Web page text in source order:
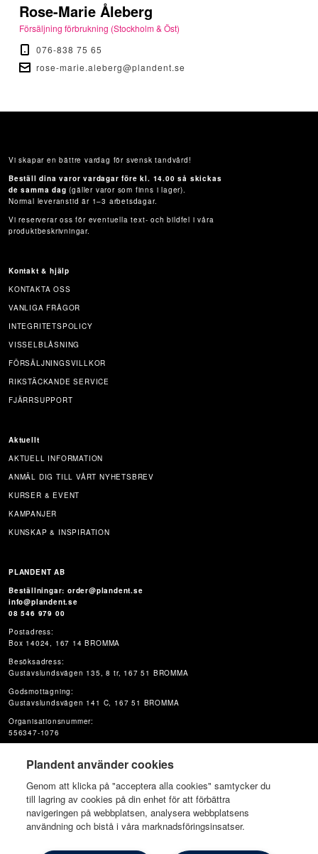
Rose-Marie Åleberg
Försäljning förbrukning (Stockholm & Öst)
076-838 75 65
rose-marie.aleberg@plandent.se
Vi skapar en bättre vardag för svensk tandvård!
Beställ dina varor vardagar före kl. 14.00 så skickas
de samma dag(gäller varor som finns i lager).
Normal leveranstid är 1–3 arbetsdagar.
Vi reserverar oss för eventuella text- och bildfel i våra
produktbeskrivningar.
Kontakt & hjälp
KONTAKTA OSS
VANLIGA FRÅGOR
INTEGRITETSPOLICY
VISSELBLÅSNING
FÖRSÄLJNINGSVILLKOR
RIKSTÄCKANDE SERVICE
FJÄRRSUPPORT
Aktuellt
AKTUELL INFORMATION
ANMÄL DIG TILL VÅRT NYHETSBREV
KURSER & EVENT
KAMPANJER
KUNSKAP & INSPIRATION
PLANDENT AB
Beställningar: order@plandent.se
info@plandent.se
08 546 979 00
Postadress:
Box 14024, 167 14 BROMMA
Besöksadress:
Gustavslundsvägen 135, 8 tr, 167 51 BROMMA
Godsmottagning:
Gustavslundsvägen 141 C, 167 51 BROMMA
Organisationsnummer:
556347-1076
Plandent använder cookies
Genom att klicka på "acceptera alla cookies" samtycker du
till lagring av cookies på din enhet för att förbättra
navigeringen på webbplatsen, analysera webbplatsens
användning och bistå i våra marknadsföringsinsatser.